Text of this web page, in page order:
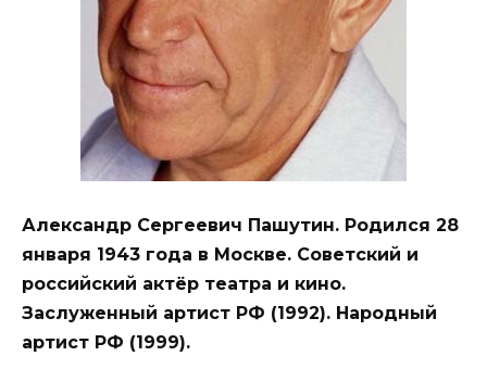
Александр Сергеевич Пашутин. Родился 28
января 1943 года в Москве. Советский и
российский актёр театра и кино.
Заслуженный артист РФ (1992). Народный
артист РФ (1999).